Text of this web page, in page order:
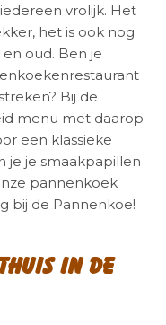
vrolijk. Het
het is ook nog
oud. Ben je
Bij de
menu met daarop
een klassieke
je je smaakpapillen
pannenkoek
bij de Pannenkoe!
in de